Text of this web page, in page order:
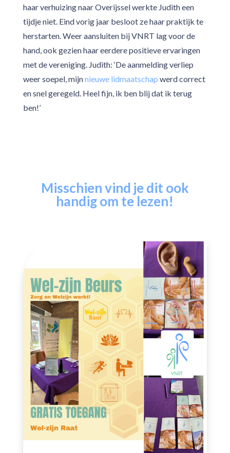
haar verhuizing naar Overijssel werkte Judith een
tijdje niet. Eind vorig jaar besloot ze haar praktijk te
herstarten. Weer aansluiten bij VNRT lag voor de
hand, ook gezien haar eerdere positieve ervaringen
met de vereniging. Judith: ‘De aanmelding verliep
weer soepel, mijnnieuwe lidmaatschap werd correct
en snel geregeld. Heel fijn, ik ben blij dat ik terug
ben!’
Misschien vind je dit ook
handig om te lezen!